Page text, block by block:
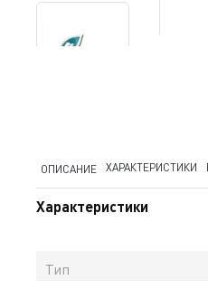
ОПИСАНИЕ ХАРАКТЕРИСТИКИ
Характеристики
Тип